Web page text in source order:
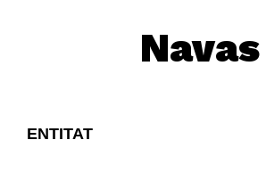
es a la
Favb
Navas
ENTITAT